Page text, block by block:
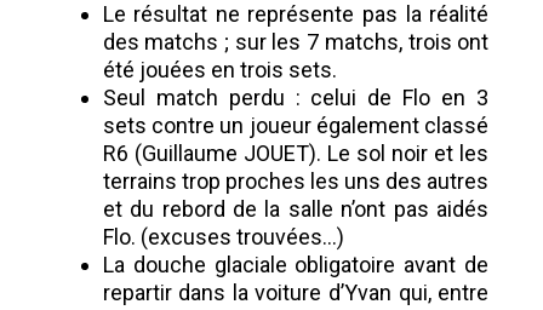
Le résultat ne représente pas la réalité
des matchs ; sur les 7 matchs, trois ont
été jouées en trois sets.
Seul match perdu : celui de Flo en 3
sets contre un joueur également classé
R6 (Guillaume JOUET). Le sol noir et les
terrains trop proches les uns des autres
et du rebord de la salle n’ont pas aidés
Flo. (excuses trouvées…)
La douche glaciale obligatoire avant de
repartir dans la voiture d’Yvan qui, entre